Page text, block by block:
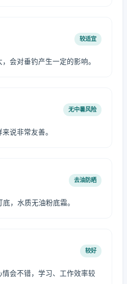
较适宜
会对垂钓产生一定的影响。
无中暑风险
说非常友善。
去油防晒
，水质无油粉底霜。
较好
会不错，学习、工作效率较